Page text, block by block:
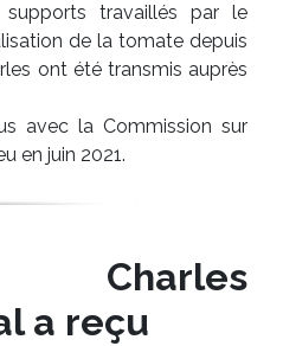
travaillés par le
de la tomate depuis
ont été transmis auprès
avec la Commission sur
en juin 2021.
a reçu